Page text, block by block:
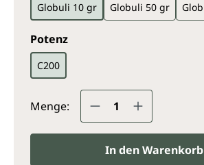
Globuli 10 gr Globuli 50 gr
Potenzauswählen
C200
Menge: Produkt
In den Warenkorb